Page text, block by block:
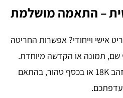
– התאמה מושלמת
אישי וייחודי? אפשרות החריטה
תמונה או הקדשה מיוחדת.
החריטה נעשית בלייזר, בזהב 18K או בכסף טהור, בהתאם